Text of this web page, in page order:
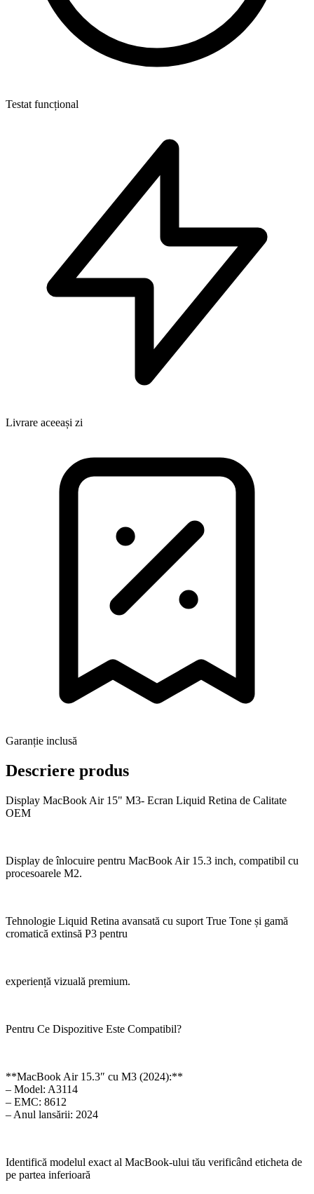
Testat funcțional
Livrare aceeași zi
Garanție inclusă
Descriere produs
Display MacBook Air 15" M3- Ecran Liquid Retina de Calitate
OEM
Display de înlocuire pentru MacBook Air 15.3 inch, compatibil cu
procesoarele M2.
Tehnologie Liquid Retina avansată cu suport True Tone și gamă
cromatică extinsă P3 pentru
experiență vizuală premium.
Pentru Ce Dispozitive Este Compatibil?
**MacBook Air 15.3″ cu M3 (2024):**
– Model: A3114
– EMC: 8612
– Anul lansării: 2024
Identifică modelul exact al MacBook-ului tău verificând eticheta de
pe partea inferioară